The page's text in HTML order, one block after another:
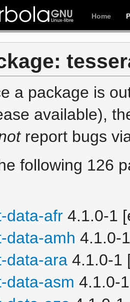
Home
a package is
available),
report bugs
following 126
data-afr4.1.0-1
data-amh 4.1.0-
data-ara4.1.0-1
data-asm 4.1.0-